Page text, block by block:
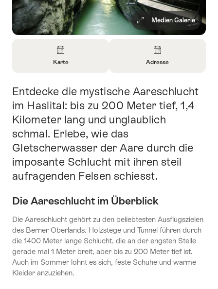
Medien Galerie
Karte
öffnen
Karte
Kontakt
öffnen
Adresse
Einleitung
Entdecke die mystische Aareschlucht
im Haslital: bis zu 200 Meter tief, 1,4
Kilometer lang und unglaublich
schmal. Erlebe, wie das
Gletscherwasser der Aare durch die
imposante Schlucht mit ihren steil
aufragenden Felsen schiesst.
Die Aareschlucht im Überblick
Die Aareschlucht gehört zu den beliebtesten Ausflugszielen
des Berner Oberlands. Holzstege und Tunnel führen durch
die 1400 Meter lange Schlucht, die an der engsten Stelle
gerade mal 1 Meter breit, aber bis zu 200 Meter tief ist.
Auch im Sommer lohnt es sich, feste Schuhe und warme
Kleider anzuziehen.